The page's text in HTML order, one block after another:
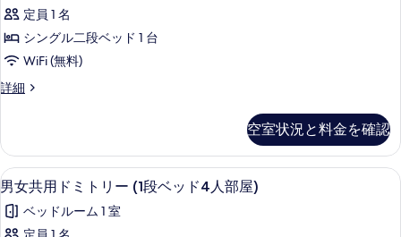
屋)
の
す
べ
写
真
を
表
(4
部
屋)
詳
用
ド
ト
ー
の
す
べ
定員 1 名
シングル二段ベッド 1 台
WiFi (無料)
詳細
男
ド
ミ
ト
ー
の
空室状況と料金を確認
男
女
共
男女共用ドミトリー (1段ベッド4人
4
男女共用ドミトリー (1段ベッド4人部屋)
ベッドルーム 1 室